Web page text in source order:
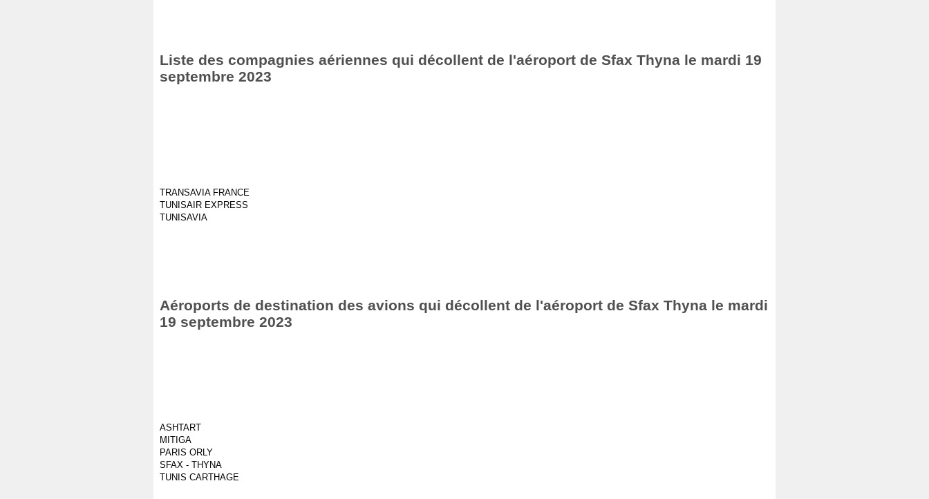
Liste des compagnies aériennes qui décollent de l'aéroport de Sfax Thyna le mardi 19
septembre 2023
TRANSAVIA FRANCE
TUNISAIR EXPRESS
TUNISAVIA
Aéroports de destination des avions qui décollent de l'aéroport de Sfax Thyna le mardi
19 septembre 2023
ASHTART
MITIGA
PARIS ORLY
SFAX - THYNA
TUNIS CARTHAGE